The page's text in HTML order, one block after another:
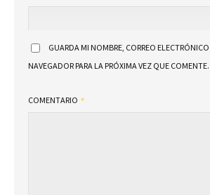
GUARDA MI NOMBRE, CORREO ELECTRÓNICO
NAVEGADOR PARA LA PRÓXIMA VEZ QUE COMENTE.
COMENTARIO